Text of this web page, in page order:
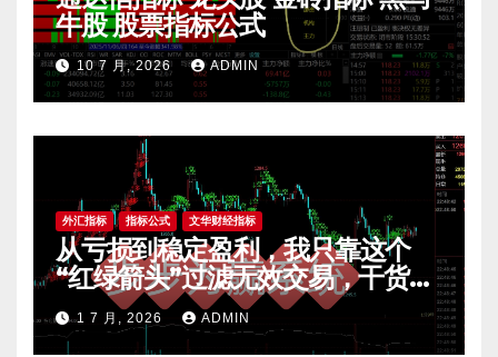
牛股 股票指标公式
10 7 月, 2026 ADMIN
外汇指标 指标公式 文华财经指标
从亏损到稳定盈利，我只靠这个
“红绿箭头”过滤无效交易，干货全
公开 mt4指标
1 7 月, 2026 ADMIN